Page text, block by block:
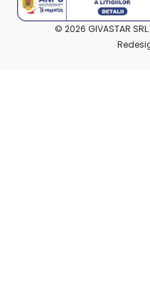
© 2026 GIVASTAR